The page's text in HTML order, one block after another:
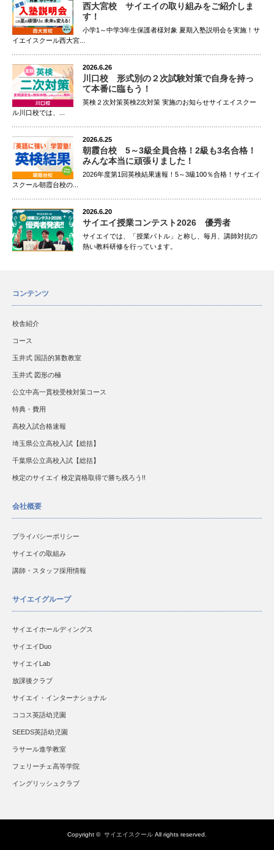
西大宮校 サイエイの取り組みをご紹介しま
す！
小学1～中学3年生保護者様対象 夏期入塾説明会を実施！サ
イエイスクール西大宮...
2026.6.26
川口校 形式別の２次試験対策で自身を持っ
て本番に臨もう！
英検２次対策英検2次対策 実施のお知らせサイエイスクー
ル川口校では、...
2026.6.25
朝霞台校 5～3級全員合格！2級も3名合格！
みんな本当に頑張りました！
2026年度第1回英検結果速報！5～3級100％合格！サイエイ
スクール朝霞台校の...
2026.6.20
サイエイ授業コンテスト2026 優秀者
サイエイでは、「授業バトル」と称し、毎月、講師対抗の
熱い教科研修を行っています。
コンテンツ
校舎紹介
コース
玉井式 国語的算数教室
玉井式 図形の極
公立中高一貫校受検対策コース
特典・費用
高校入試合格速報
埼玉県公立高校入試【総括】
千葉県公立高校入試【総括】
検定のサイエイ 検定資格取得で勝ち残ろう!!
会社概要
プライバシーポリシー
サイエイの取組み
講師・スタッフ採用情報
サイエイグループ
サイエイホールディングス
サイエイDuo
サイエイLab
放課後クラブ
サイエイ・インターナショナル
ココス英語幼児園
SEEDS英語幼児園
ラサール進学教室
フェリーチェ高等学院
イングリッシュクラブ
Copyright © サイエイスクール All rights reserved.